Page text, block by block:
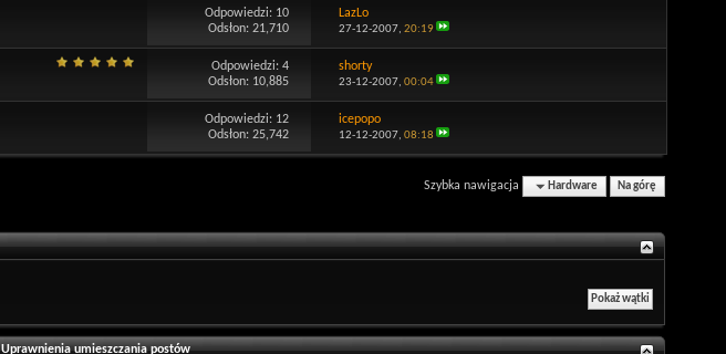
Odpowiedzi: 10
Odsłon: 21,710
LazLo
27-12-2007, 20:19
Odpowiedzi:4
Odsłon: 10,885
shorty
23-12-2007, 00:04
Odpowiedzi: 12
Odsłon: 25,742
icepopo
12-12-2007, 08:18
Szybka nawigacja Hardware Na górę
Uprawnienia umieszczania postów